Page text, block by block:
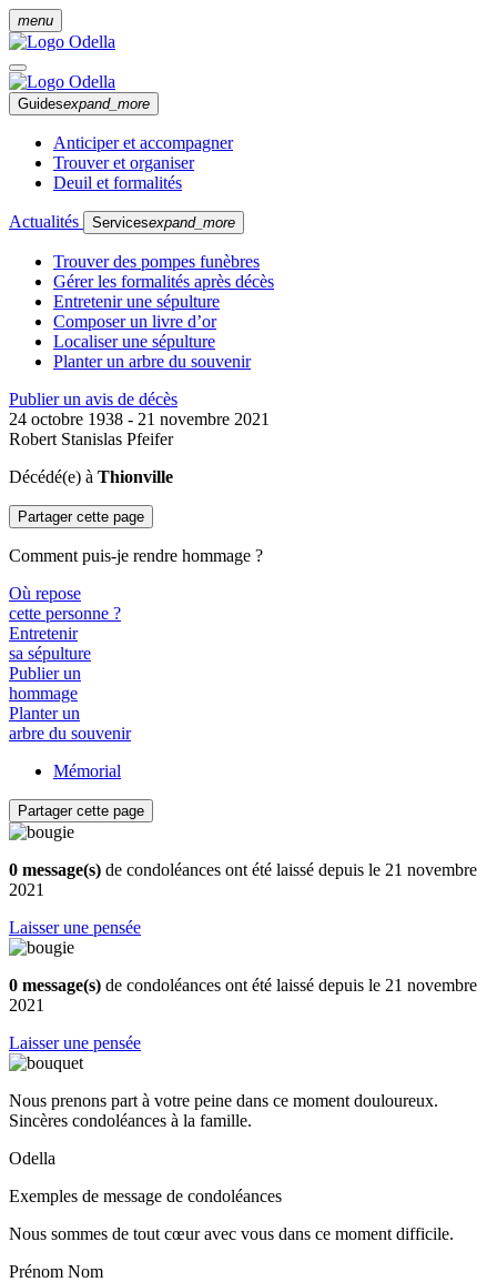
menu
Guidesexpand_more
Anticiper et accompagner
Trouver et organiser
Deuil et formalités
Actualités Servicesexpand_more
Trouver des pompes funèbres
Gérer les formalités après décès
Entretenir une sépulture
Composer un livre d’or
Localiser une sépulture
Planter un arbre du souvenir
Publier un avis de décès
24 octobre 1938 - 21 novembre 2021
Robert Stanislas Pfeifer
Décédé(e) à Thionville
Partager cette page
Comment puis-je rendre hommage ?
Où repose
cette personne ?
Entretenir
sa sépulture
Publier un
hommage
Planter un
arbre du souvenir
Mémorial
Partager cette page
0 message(s) de condoléances ont été laissé depuis le 21 novembre
2021
Laisser une pensée
0 message(s) de condoléances ont été laissé depuis le 21 novembre
2021
Laisser une pensée
Nous prenons part à votre peine dans ce moment douloureux.
Sincères condoléances à la famille.
Odella
Exemples de message de condoléances
Nous sommes de tout cœur avec vous dans ce moment difficile.
Prénom Nom